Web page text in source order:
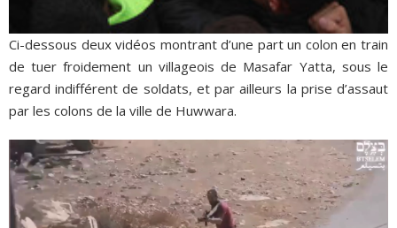
Ci-dessous deux vidéos montrant d’une part un colon en train
de tuer froidement un villageois de Masafar Yatta, sous le
regard indifférent de soldats, et par ailleurs la prise d’assaut
par les colons de la ville de Huwwara.